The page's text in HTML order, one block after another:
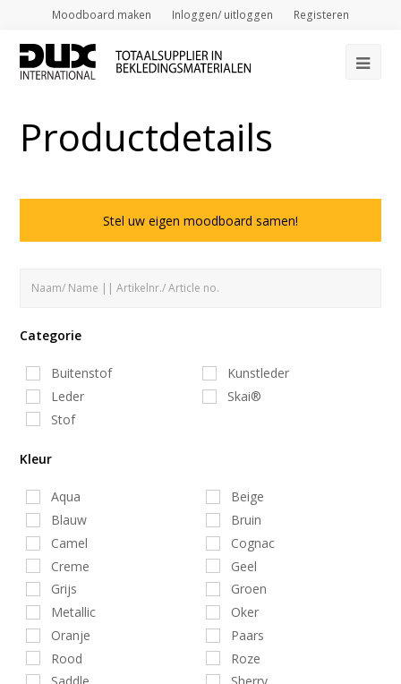
Moodboard maken Inloggen/ uitloggen Registeren
Productdetails
Stel uw eigen moodboard samen!
Categorie
Buitenstof
Kunstleder
Leder
Skai®
Stof
Kleur
Aqua
Beige
Blauw
Bruin
Camel
Cognac
Creme
Geel
Grijs
Groen
Metallic
Oker
Oranje
Paars
Rood
Roze